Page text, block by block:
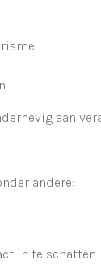
aan
andere:
in te schatten.